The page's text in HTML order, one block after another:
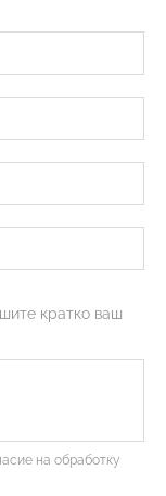
кратко ваш
на обработку